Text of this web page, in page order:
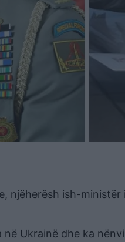
njëherësh ish-
në Ukrainë dhe ka